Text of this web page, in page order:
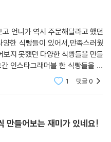
언니가 역시 주문해달라고 했던
한 식빵들이 있어서,만족스러웠
지 못했던 다양한 식빵들을 만들
인스타그래머블 한 식빵들을 이
있게 먹어보고 싶어졌어요!그동
1 댓글0
만들어보는 재미가 있네요!